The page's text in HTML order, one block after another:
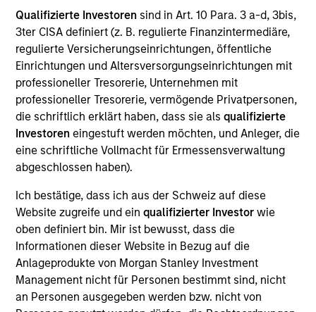
Qualifizierte Investoren sind in Art. 10 Para. 3 a-d, 3bis,
3ter CISA definiert (z. B. regulierte Finanzintermediäre,
regulierte Versicherungseinrichtungen, öffentliche
Einrichtungen und Altersversorgungseinrichtungen mit
professioneller Tresorerie, Unternehmen mit
professioneller Tresorerie, vermögende Privatpersonen,
die schriftlich erklärt haben, dass sie alsqualifizierte
Investoren eingestuft werden möchten, und Anleger, die
eine schriftliche Vollmacht für Ermessensverwaltung
abgeschlossen haben).
Ich bestätige, dass ich aus der Schweiz auf diese
Website zugreife und ein qualifizierter Investor wie
oben definiert bin. Mir ist bewusst, dass die
Informationen dieser Website in Bezug auf die
Anlageprodukte von Morgan Stanley Investment
Management nicht für Personen bestimmt sind, nicht
an Personen ausgegeben werden bzw. nicht von
Invested on
Feb 2024
Transaction Type
Follow-On
Openprise provides data orchestration and lead
management solutions for revenue operations teams
(sales, marketing, customer success) focused on
addressing use cases such as data cleansing, data
View Current Employment Opportunities
View Site
Board Membership
Pete D. Chung, Steven Cao
Investment Team